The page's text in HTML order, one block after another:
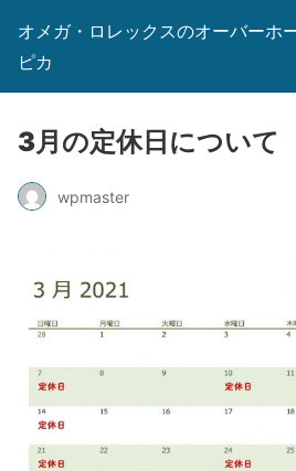
オメガ・ロレックスのオーバーホ
ピカ
3月の定休日について
wpmaster